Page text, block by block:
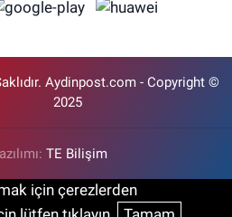
Aydinpost.com - Copyright ©
2025
TE Bilişim
için çerezlerden